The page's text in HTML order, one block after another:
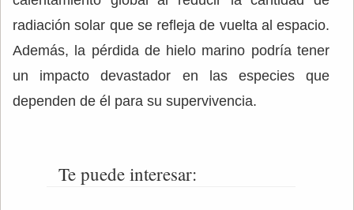
radiación solar que se refleja de vuelta al espacio.
Además, la pérdida de hielo marino podría tener
un impacto devastador en las especies que
dependen de él para su supervivencia.
Te puede interesar: